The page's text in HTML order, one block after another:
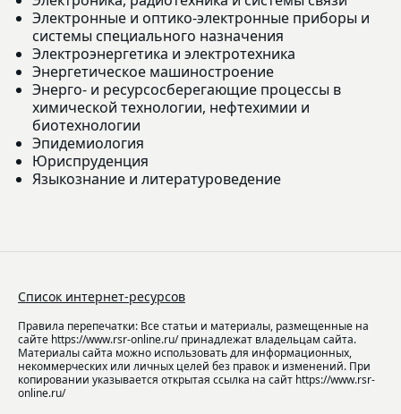
Электронные и оптико-электронные приборы и
системы специального назначения
Электроэнергетика и электротехника
Энергетическое машиностроение
Энерго- и ресурсосберегающие процессы в
химической технологии, нефтехимии и
биотехнологии
Эпидемиология
Юриспруденция
Языкознание и литературоведение
Список интернет-ресурсов
Правила перепечатки: Все статьи и материалы, размещенные на
сайте https://www.rsr-online.ru/ принадлежат владельцам сайта.
Материалы сайта можно использовать для информационных,
некоммерческих или личных целей без правок и изменений. При
копировании указывается открытая ссылка на сайт https://www.rsr-
online.ru/